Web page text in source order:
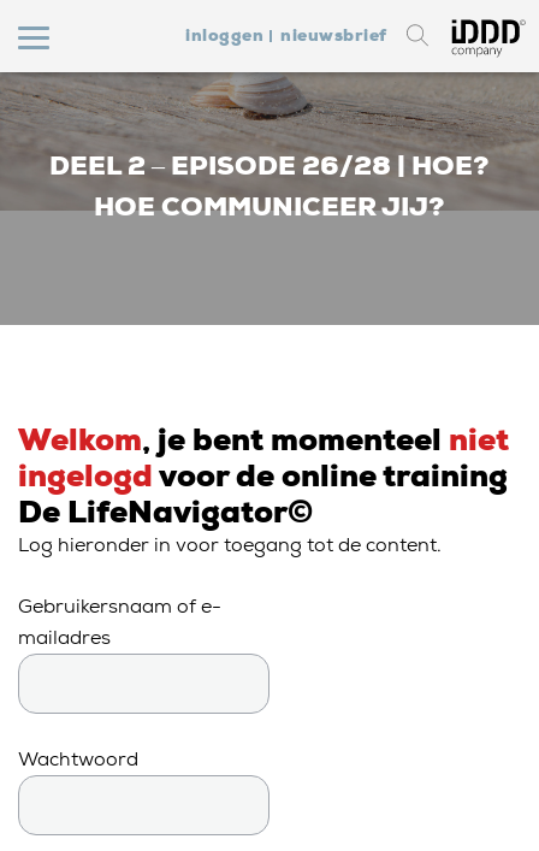
inloggen nieuwsbrief
DEEL 2 – EPISODE 26/28 | HOE?
HOE COMMUNICEER JIJ?
Welkom, je bent momenteel niet
ingelogdvoor de online training
De LifeNavigator©
Log hieronder in voor toegang tot de content.
Gebruikersnaam of e-
mailadres
Wachtwoord